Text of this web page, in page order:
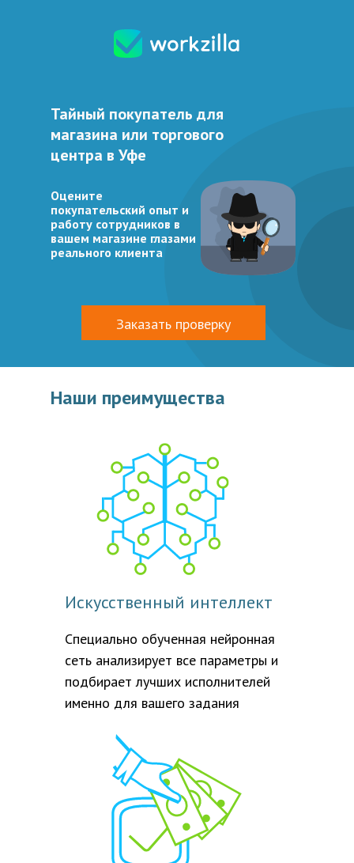
Заказать проверку
Тайный покупатель для
магазина или торгового
центра в Уфе
Оцените
покупательский опыт и
работу сотрудников в
вашем магазине глазами
реального клиента
Искусственный интеллект
Специально обученная нейронная
сеть анализирует все параметры и
подбирает лучших исполнителей
именно для вашего задания
Наши преимущества